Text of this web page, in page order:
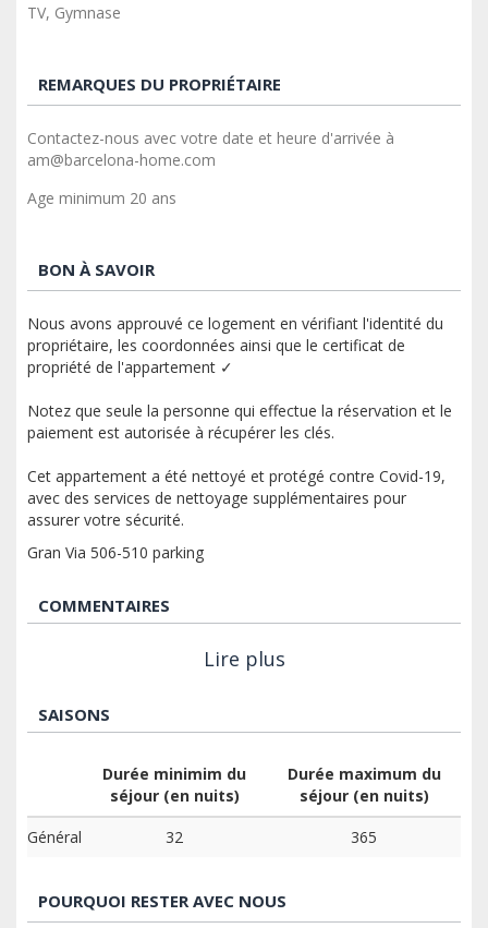
TV, Gymnase
REMARQUES DU PROPRIÉTAIRE
Contactez-nous avec votre date et heure d'arrivée à
am@barcelona-home.com
Age minimum 20 ans
BON À SAVOIR
Nous avons approuvé ce logement en vérifiant l'identité du
propriétaire, les coordonnées ainsi que le certificat de
propriété de l'appartement ✓
Notez que seule la personne qui effectue la réservation et le
paiement est autorisée à récupérer les clés.
Cet appartement a été nettoyé et protégé contre Covid-19,
avec des services de nettoyage supplémentaires pour
assurer votre sécurité.
Gran Via 506-510 parking
COMMENTAIRES
Lire plus
SAISONS
Durée minimim du
séjour (en nuits)
Durée maximum du
séjour (en nuits)
Général
32 365
POURQUOI RESTER AVEC NOUS